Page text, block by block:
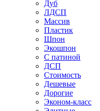
Дуб
ЛДСП
Массив
Пластик
Шпон
Экошпон
С патиной
ДСП
Стоимость
Дешевые
Дорогие
Эконом-класс